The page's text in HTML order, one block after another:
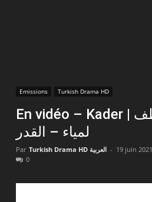
Emissions Turkish Drama HD
En vidéo – Kader | علي خطف
لمياء – القدر
Par Turkish Drama HD العربية - 19 juin 2021
0